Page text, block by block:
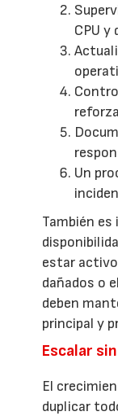
CPU y
Un
También
estar
dañados o
deben
principal y
Escalar
El
duplicar